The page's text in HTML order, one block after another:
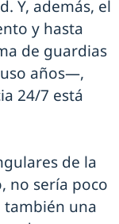
Y, además, el
y hasta
de guardias
años—,
24/7 está
de la
no sería poco
una